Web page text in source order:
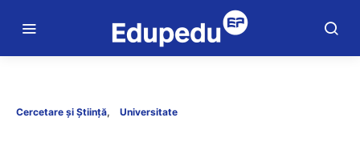
Cercetare și Știință Universitate